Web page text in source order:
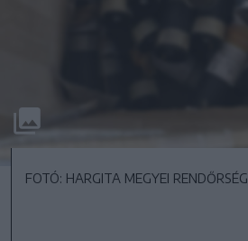
FOTÓ: HARGITA MEGYEI RENDŐRSÉG